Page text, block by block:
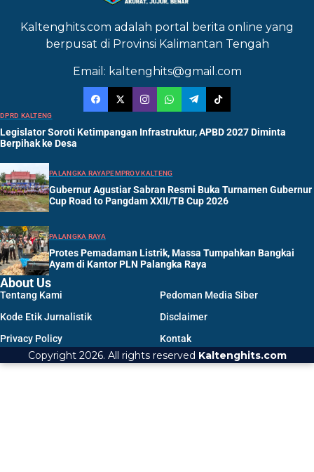
Kaltenghits.com adalah portal berita online yang
berpusat di Provinsi Kalimantan Tengah
Email: kaltenghits@gmail.com
DPRD KALTENG
Legislator Soroti Ketimpangan Infrastruktur, APBD 2027 Diminta
Berpihak ke Desa
PALANGKA RAYAPEMPROV KALTENG
Gubernur Agustiar Sabran Resmi Buka Turnamen Gubernur
Cup Road to Pangdam XXII/TB Cup 2026
PALANGKA RAYA
Protes Pemadaman Listrik, Massa Tumpahkan Bangkai
Ayam di Kantor PLN Palangka Raya
About Us
Tentang Kami
Pedoman Media Siber
Kode Etik Jurnalistik
Disclaimer
Privacy Policy
Kontak
Copyright 2026. All rights reserved Kaltenghits.com